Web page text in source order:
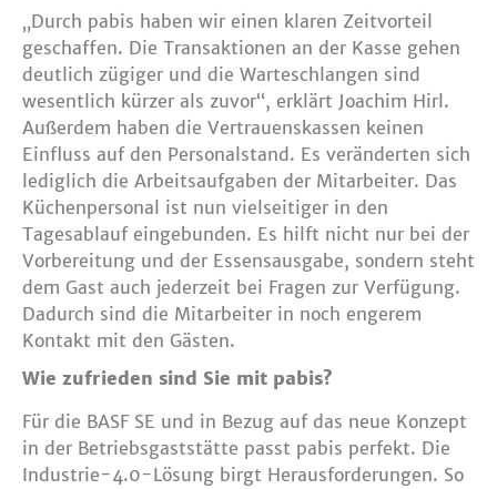
„Durch pabis haben wir einen klaren Zeitvorteil
geschaffen. Die Transaktionen an der Kasse gehen
deutlich zügiger und die Warteschlangen sind
wesentlich kürzer als zuvor“, erklärt Joachim Hirl.
Außerdem haben die Vertrauenskassen keinen
Einfluss auf den Personalstand. Es veränderten sich
lediglich die Arbeitsaufgaben der Mitarbeiter. Das
Küchenpersonal ist nun vielseitiger in den
Tagesablauf eingebunden. Es hilft nicht nur bei der
Vorbereitung und der Essensausgabe, sondern steht
dem Gast auch jederzeit bei Fragen zur Verfügung.
Dadurch sind die Mitarbeiter in noch engerem
Kontakt mit den Gästen.
Wie zufrieden sind Sie mit pabis?
Für die BASF SE und in Bezug auf das neue Konzept
in der Betriebsgaststätte passt pabis perfekt. Die
Industrie-4.0-Lösung birgt Herausforderungen. So